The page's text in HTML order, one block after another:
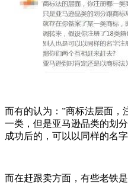
而有的认为：”商标法层面，
一类，但是亚马逊品类的划
成功后的，可以以同样的名字
而在赶跟卖方面，有些老铁